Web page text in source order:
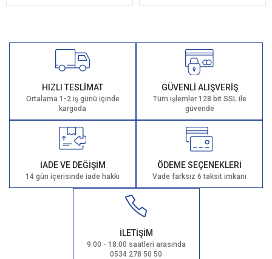
HIZLI TESLİMAT
Ortalama 1-2 iş günü içinde
kargoda
GÜVENLİ ALIŞVERİŞ
Tüm işlemler 128 bit SSL ile
güvende
İADE VE DEĞİŞİM
14 gün içerisinde iade hakkı
ÖDEME SEÇENEKLERİ
Vade farksız 6 taksit imkanı
İLETİŞİM
9:00 - 18:00 saatleri arasında
0534 278 50 50